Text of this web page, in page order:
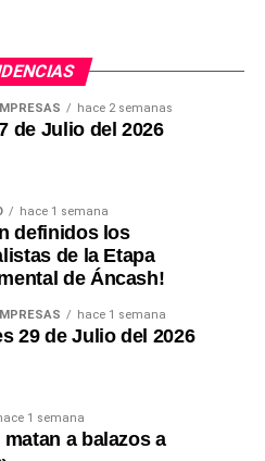
bonificaciones,
solo podrán recibir
entidad pública.
hace 2 semanas
de Julio del 2026
hace 1 semana
definidos los
de la Etapa
de Áncash!
hace 1 semana
29 de Julio del 2026
1 semana
a balazos a